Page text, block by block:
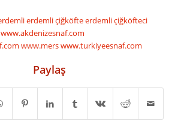
erdemli çiğköfteerdemli çiğköfteci
www.akdenizesnaf.com
www.merswww.turkiyeesnaf.com
Paylaş